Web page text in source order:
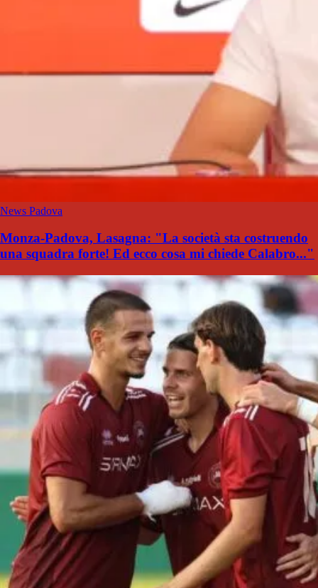
News Padova
Monza-Padova, Lasagna: "La società sta costruendo
una squadra forte! Ed ecco cosa mi chiede Calabro..."